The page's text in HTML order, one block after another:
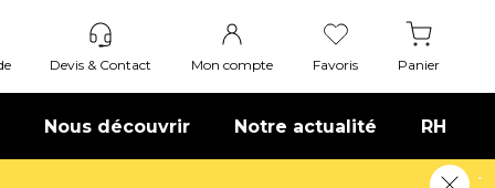
Devis & Contact Mon compte Favoris Panier
Nous découvrir Notre actualité RH